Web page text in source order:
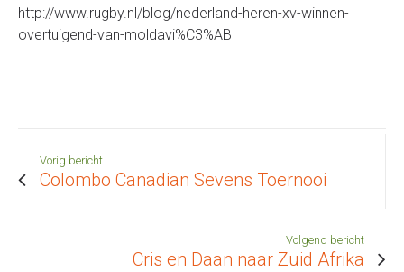
http://www.rugby.nl/blog/nederland-heren-xv-winnen-
overtuigend-van-moldavi%C3%AB
Vorig bericht
Colombo Canadian Sevens Toernooi
Volgend bericht
Cris en Daan naar Zuid Afrika